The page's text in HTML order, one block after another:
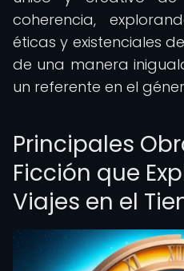
coherencia,
éticas y existenciales
de una manera
un referente en el
Principales
Ficción que
Viajes en el